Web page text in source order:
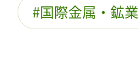
国際金属・鉱